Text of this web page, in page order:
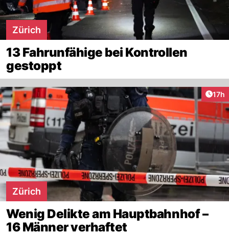
Zürich
13 Fahrunfähige bei Kontrollen
gestoppt
17h
Zürich
Wenig Delikte am Hauptbahnhof –
16 Männer verhaftet